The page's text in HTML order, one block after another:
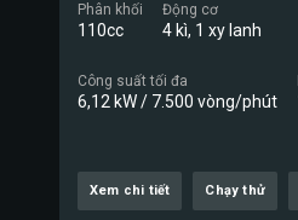
Phân khối
110cc
Động cơ
4 kì, 1 xy lanh
Công suất tối đa
6,12 kW / 7.500 vòng/phút
Xem chi tiết Chạy thử